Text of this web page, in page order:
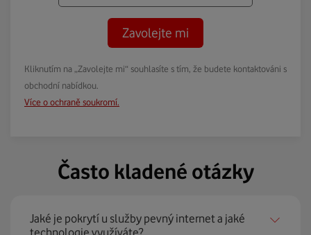
Zavolejte mi
Kliknutím na „Zavolejte mi“ souhlasíte s tím, že budete kontaktováni s
obchodní nabídkou.
Více o ochraně soukromí.
Často kladené otázky
Jaké je pokrytí u služby pevný internet a jaké
technologie využíváte?